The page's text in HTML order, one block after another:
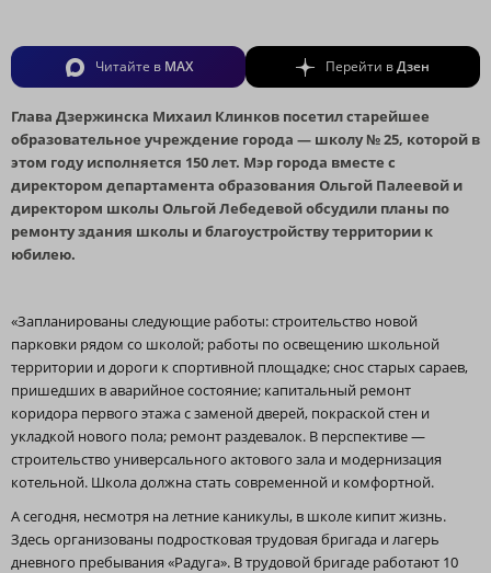
Читайте в MAX Перейти вДзен
Глава Дзержинска Михаил Клинков посетил старейшее
образовательное учреждение города — школу № 25, которой в
этом году исполняется 150 лет. Мэр города вместе с
директором департамента образования Ольгой Палеевой и
директором школы Ольгой Лебедевой обсудили планы по
ремонту здания школы и благоустройству территории к
юбилею.
«Запланированы следующие работы: строительство новой
парковки рядом со школой; работы по освещению школьной
территории и дороги к спортивной площадке; снос старых сараев,
пришедших в аварийное состояние; капитальный ремонт
коридора первого этажа с заменой дверей, покраской стен и
укладкой нового пола; ремонт раздевалок. В перспективе —
строительство универсального актового зала и модернизация
котельной. Школа должна стать современной и комфортной.
А сегодня, несмотря на летние каникулы, в школе кипит жизнь.
Здесь организованы подростковая трудовая бригада и лагерь
дневного пребывания «Радуга». В трудовой бригаде работают 10